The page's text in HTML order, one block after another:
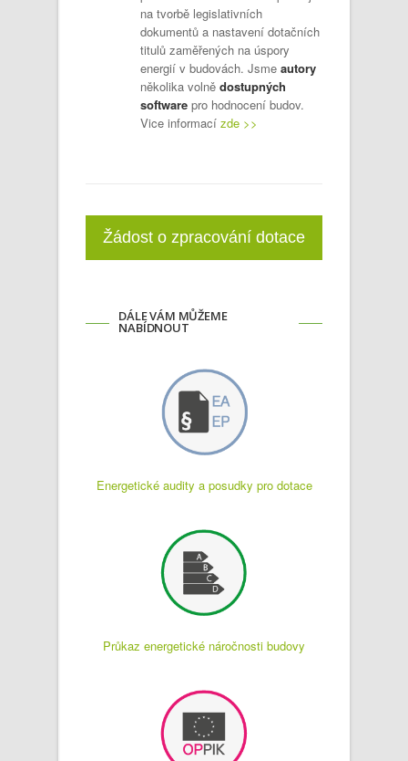
na tvorbě legislativních
dokumentů a nastavení dotačních
titulů zaměřených na úspory
energií v budovách. Jsme autory
několika volně dostupných
software pro hodnocení budov.
Vice informací zde >>
Žádost o zpracování dotace
DÁLE VÁM MŮŽEME
NABÍDNOUT
Energetické audity a posudky pro dotace
Průkaz energetické náročnosti budovy